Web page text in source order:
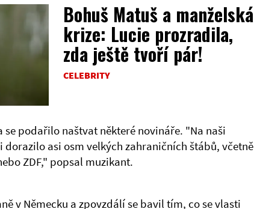
Bohuš Matuš a manželská
krize: Lucie prozradila,
zda ještě tvoří pár!
CELEBRITY
podařilo naštvat některé novináře. "Na naši
asi osm velkých zahraničních štábů, včetně
ZDF," popsal muzikant.
v Německu a zpovzdálí se bavil tím, co se vlasti